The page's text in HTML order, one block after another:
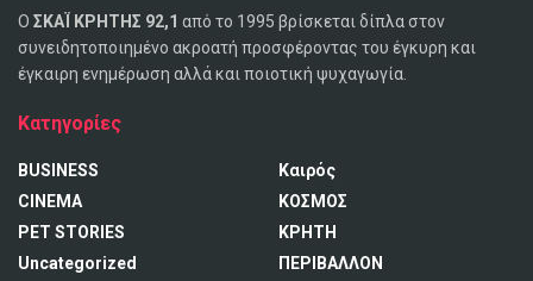
Ο ΣΚΑΪ ΚΡΗΤΗΣ 92,1 από το 1995 βρίσκεται δίπλα στον
συνειδητοποιημένο ακροατή προσφέροντας του έγκυρη και
έγκαιρη ενημέρωση αλλά και ποιοτική ψυχαγωγία.
Κατηγορίες
BUSINESS
CINEMA
PET STORIES
Uncategorized
Καιρός
ΚΟΣΜΟΣ
ΚΡΗΤΗ
ΠΕΡΙΒΑΛΛΟΝ